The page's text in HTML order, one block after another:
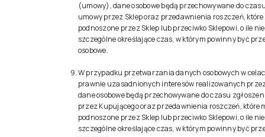
(umowy), dane osobowe będą przechowywane do
umowy przez Sklep oraz przedawnienia roszczeń,
podnoszone przez Sklep lub przeciwko Sklepowi, o ile
szczególne określające czas, w którym powinny być
osobowe.
W przypadku przetwarzania danych osobowych w
prawnie uzasadnionych interesów realizowanych
dane osobowe będą przechowywane do czasu
przez Kupującego oraz przedawnienia roszczeń, które
podnoszone przez Sklep lub przeciwko Sklepowi, o ile
szczególne określające czas, w którym powinny być